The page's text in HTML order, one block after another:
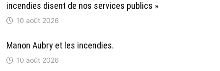
incendies disent de nos services publics »
10 août 2026
Manon Aubry et les incendies.
10 août 2026